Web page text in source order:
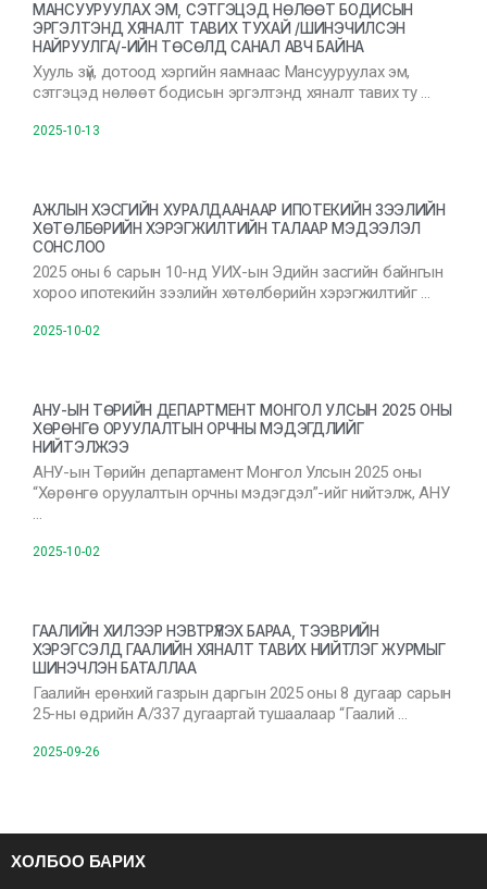
МАНСУУРУУЛАХ ЭМ, СЭТГЭЦЭД НӨЛӨӨТ БОДИСЫН
ЭРГЭЛТЭНД ХЯНАЛТ ТАВИХ ТУХАЙ /ШИНЭЧИЛСЭН
НАЙРУУЛГА/-ИЙН ТӨСӨЛД САНАЛ АВЧ БАЙНА
Хууль зүй, дотоод хэргийн яамнаас Мансууруулах эм,
сэтгэцэд нөлөөт бодисын эргэлтэнд хяналт тавих ту …
2025-10-13
АЖЛЫН ХЭСГИЙН ХУРАЛДААНААР ИПОТЕКИЙН ЗЭЭЛИЙН
ХӨТӨЛБӨРИЙН ХЭРЭГЖИЛТИЙН ТАЛААР МЭДЭЭЛЭЛ
СОНСЛОО
2025 оны 6 сарын 10-нд УИХ-ын Эдийн засгийн байнгын
хороо ипотекийн зээлийн хөтөлбөрийн хэрэгжилтийг …
2025-10-02
АНУ-ЫН ТӨРИЙН ДЕПАРТМЕНТ МОНГОЛ УЛСЫН 2025 ОНЫ
ХӨРӨНГӨ ОРУУЛАЛТЫН ОРЧНЫ МЭДЭГДЛИЙГ
НИЙТЭЛЖЭЭ
АНУ-ын Төрийн департамент Монгол Улсын 2025 оны
“Хөрөнгө оруулалтын орчны мэдэгдэл”-ийг нийтэлж, АНУ
…
2025-10-02
ГААЛИЙН ХИЛЭЭР НЭВТРҮҮЛЭХ БАРАА, ТЭЭВРИЙН
ХЭРЭГСЭЛД ГААЛИЙН ХЯНАЛТ ТАВИХ НИЙТЛЭГ ЖУРМЫГ
ШИНЭЧЛЭН БАТАЛЛАА
Гаалийн ерөнхий газрын даргын 2025 оны 8 дугаар сарын
25-ны өдрийн А/337 дугаартай тушаалаар “Гаалий …
2025-09-26
ХОЛБОО БАРИХ